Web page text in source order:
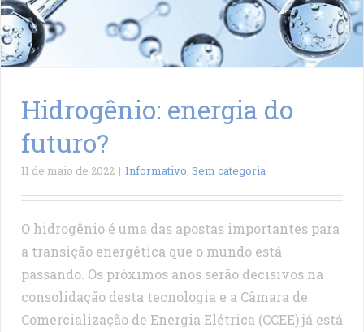
Hidrogênio: energia do
futuro?
11 de maio de 2022 | Informativo, Sem categoria
O hidrogênio é uma das apostas importantes para
a transição energética que o mundo está
passando. Os próximos anos serão decisivos na
consolidação desta tecnologia e a Câmara de
Comercialização de Energia Elétrica (CCEE) já está